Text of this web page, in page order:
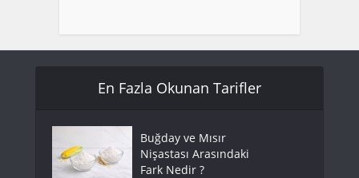
En Fazla Okunan Tarifler
Buğday ve Mısır
Nişastası Arasındaki
Fark Nedir ?